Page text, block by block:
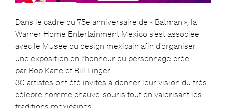
Dans le cadre du 75e anniversaire de « Batman », la
Warner Home Entertainment Mexico s’est associée
avec le Musée du design mexicain afin d’organiser
une exposition en l’honneur du personnage créé
par Bob Kane et Bill Finger.
30 artistes ont été invités à donner leur vision du très
célèbre homme chauve-souris tout en valorisant les